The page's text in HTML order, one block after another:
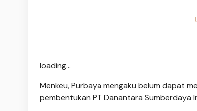
loading...
Menkeu, Purbaya mengaku belum dapat
pembentukan PT Danantara Sumberdaya